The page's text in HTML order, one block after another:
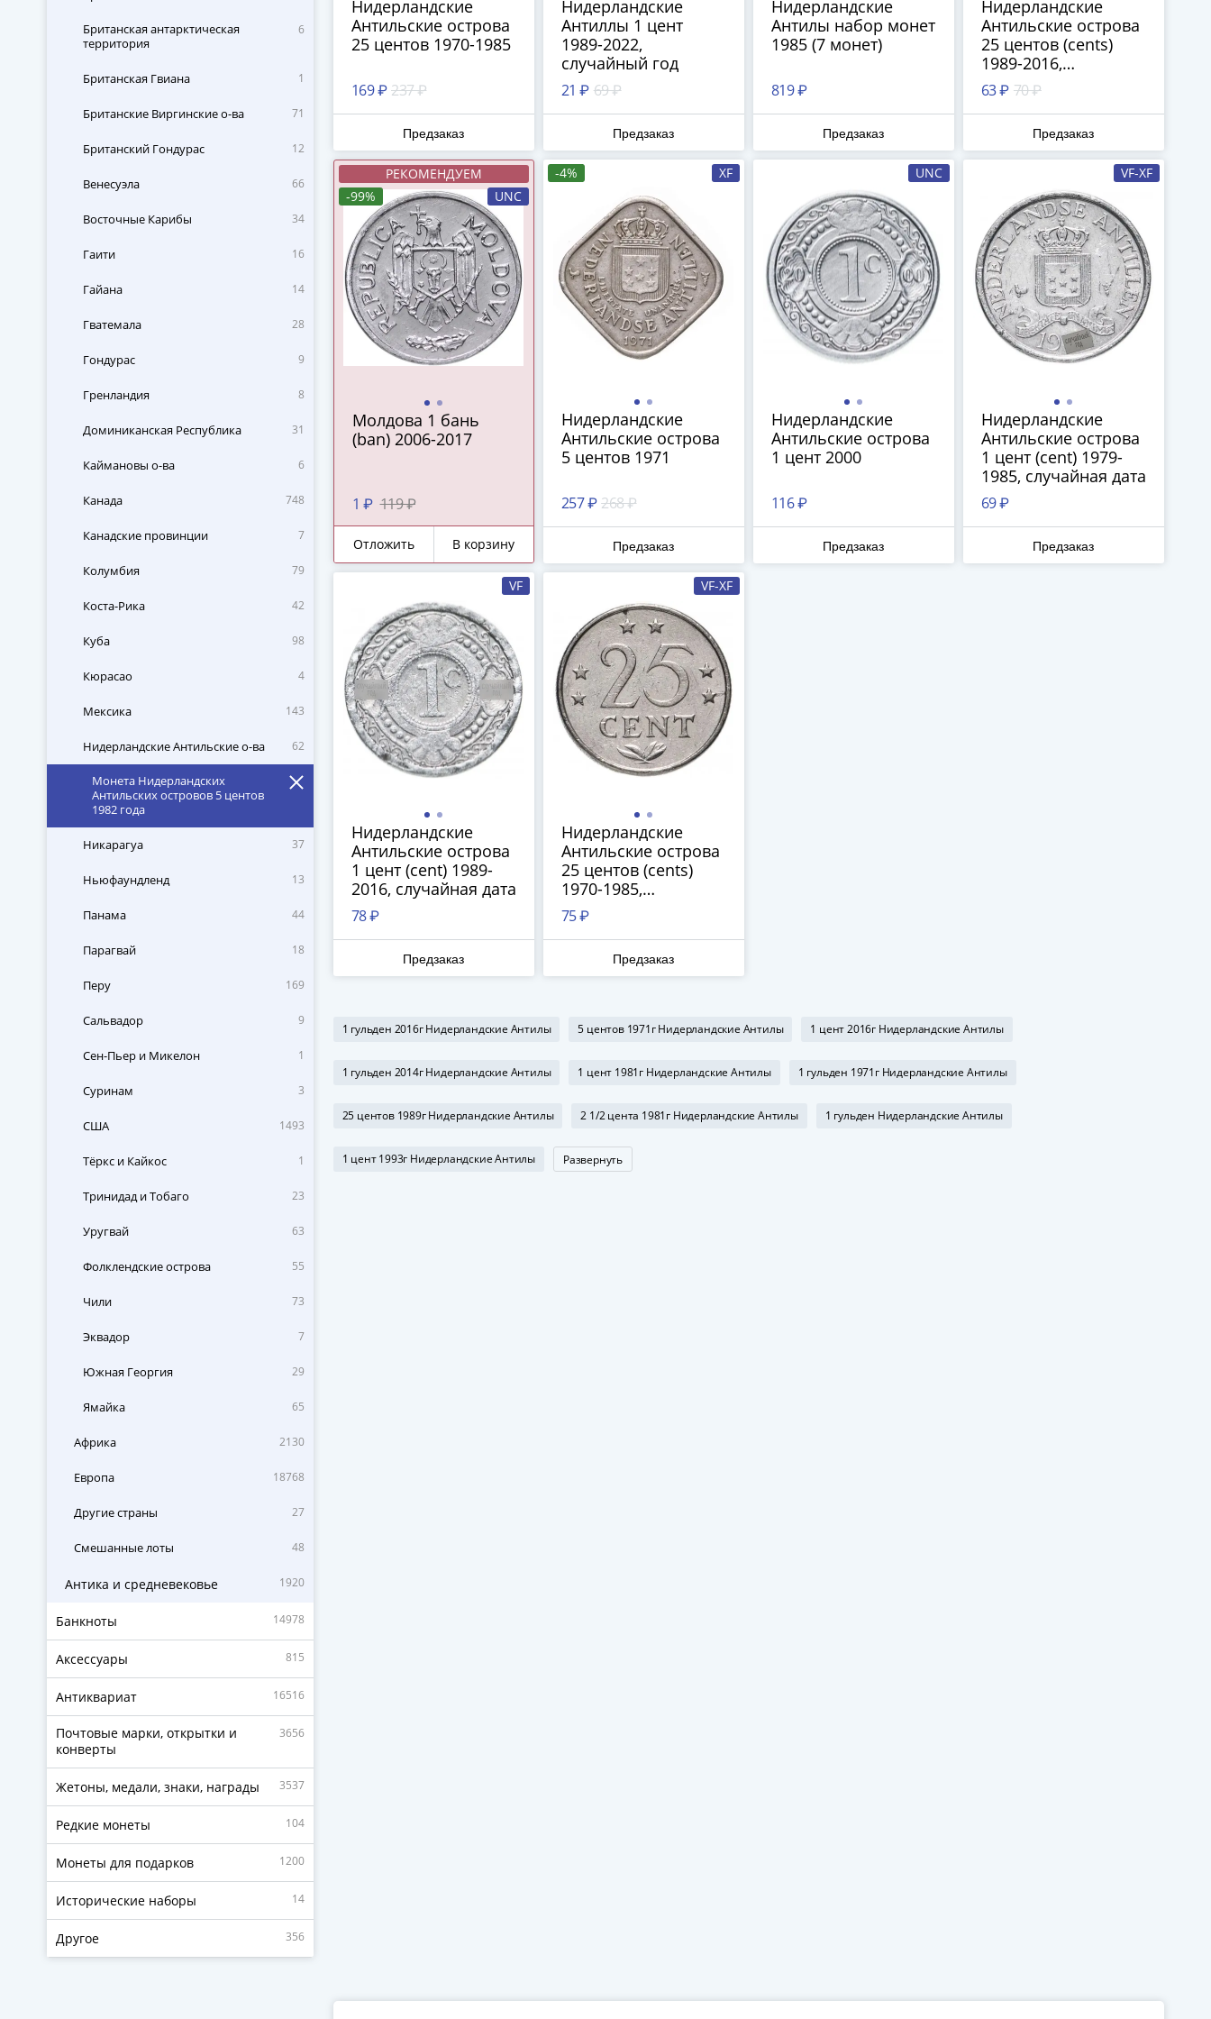
Британская антарктическая
территория
6
Британская Гвиана 1
Британские Виргинские о-ва 71
Британский Гондурас 12
Венесуэла 66
Восточные Карибы 34
Гаити 16
Гайана 14
Гватемала 28
Гондурас 9
Гренландия 8
Доминиканская Республика 31
Каймановы о-ва 6
Канада 748
Канадские провинции 7
Колумбия 79
Коста-Рика 42
Куба 98
Кюрасао 4
Мексика 143
Нидерландские Антильские о-ва
Монета Нидерландских
Антильских островов 5 центов
1982 года
62
Никарагуа 37
Ньюфаундленд 13
Панама 44
Парагвай 18
Перу 169
Сальвадор 9
Сен-Пьер и Микелон 1
Суринам 3
США 1493
Тёркс и Кайкос 1
Тринидад и Тобаго 23
Уругвай 63
Фолклендские острова 55
Чили 73
Эквадор 7
Южная Георгия 29
Ямайка 65
Африка 2130
Европа 18768
Другие страны 27
Смешанные лоты 48
Антика и средневековье 1920
Банкноты 14978
Аксессуары 815
Антиквариат 16516
Почтовые марки, открытки и
конверты
3656
Жетоны, медали, знаки, награды 3537
Редкие монеты 104
Монеты для подарков 1200
Исторические наборы 14
Другое 356
Нидерландские
Антильские острова
25 центов 1970-1985
169 ₽ 237 ₽
Предзаказ
Нидерландские
Антиллы 1 цент
1989-2022,
случайный год
21 ₽ 69 ₽
Предзаказ
Нидерландские
Антилы набор монет
1985 (7 монет)
819 ₽
Предзаказ
Нидерландские
Антильские острова
25 центов (cents)
1989-2016,
случайная дата
63 ₽ 70 ₽
Предзаказ
РЕКОМЕНДУЕМ
-99%
UNC
Молдова 1 бань
(ban) 2006-2017
1 ₽ 119 ₽
Отложить В корзину
-4% XF
Нидерландские
Антильские острова
5 центов 1971
257 ₽ 268 ₽
Предзаказ
UNC
Нидерландские
Антильские острова
1 цент 2000
116 ₽
Предзаказ
VF-XF
Нидерландские
Антильские острова
1 цент (cent) 1979-
1985, случайная дата
69 ₽
Предзаказ
VF
Нидерландские
Антильские острова
1 цент (cent) 1989-
2016, случайная дата
78 ₽
Предзаказ
VF-XF
Нидерландские
Антильские острова
25 центов (cents)
1970-1985,
случайная дата
75 ₽
Предзаказ
1 гульден 2016г Нидерландские Антилы 5 центов 1971г Нидерландские Антилы 1 цент 2016г Нидерландские Антилы
1 гульден 2014г Нидерландские Антилы 1 цент 1981г Нидерландские Антилы 1 гульден 1971г Нидерландские Антилы
25 центов 1989г Нидерландские Антилы 2 1/2 цента 1981г Нидерландские Антилы 1 гульден Нидерландские Антилы
1 цент 1993г Нидерландские Антилы Развернуть
Получите бесплатно набор всех 18
новинок ЦБ России 2026 года!
С бесплатной доставкой в любой город РФ!
✅ являются законным платёжным средством